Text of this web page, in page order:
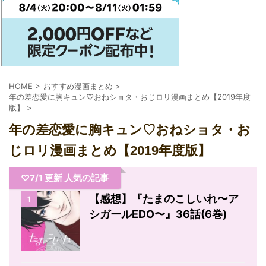
HOME > おすすめ漫画まとめ >
年の差恋愛に胸キュン♡おねショタ・おじロリ漫画まとめ【2019年度
版】
>
年の差恋愛に胸キュン♡おねショタ・お
じロリ漫画まとめ【2019年度版】
♡7/1 更新 人気の記事
1
【感想】『たまのこしいれ〜ア
シガールEDO〜』36話(6巻)